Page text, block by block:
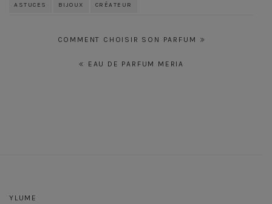
ASTUCES BIJOUX CRÉATEUR
NavigationCOMMENT CHOISIR SON PARFUM
EAU DE PARFUM MERIA
YLUME